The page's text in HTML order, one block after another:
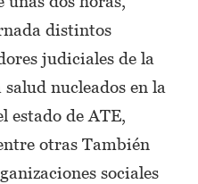
distintos
judiciales de la
nucleados en la
estado de ATE,
otras También
sociales